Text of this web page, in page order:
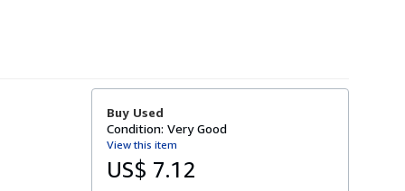
Buy Used
Condition: Very Good
View this item
US$ 7.12